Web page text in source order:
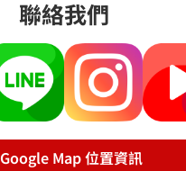
聯絡我們
Google Map 位置資訊